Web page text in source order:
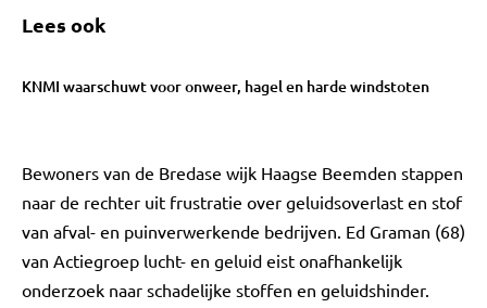
Lees ook
KNMI waarschuwt voor onweer, hagel en harde windstoten
Bewoners van de Bredase wijk Haagse Beemden stappen
naar de rechter uit frustratie over geluidsoverlast en stof
van afval- en puinverwerkende bedrijven. Ed Graman (68)
van Actiegroep lucht- en geluid eist onafhankelijk
onderzoek naar schadelijke stoffen en geluidshinder.